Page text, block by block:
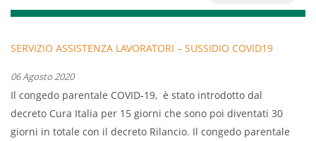
Familiari disabili/non autosufficienti;
Congedo dipendente da malattia figlio;
mensa asilo nido, scuola per l'infanzia e primaria;
Borse di studio.
Il regolamento è consultabile cliccando
e la domanda è
SERVIZIO ASSISTENZA LAVORATORI – SUSSIDIO COVID19
06 Agosto 2020
Il congedo parentale COVID-19, è stato introdotto dal
decreto Cura Italia per 15 giorni che sono poi diventati 30
giorni in totale con il decreto Rilancio. Il congedo parentale